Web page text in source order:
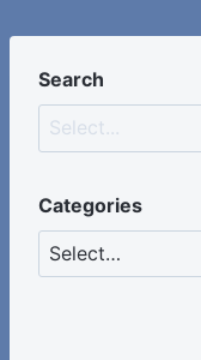
Search
Categories